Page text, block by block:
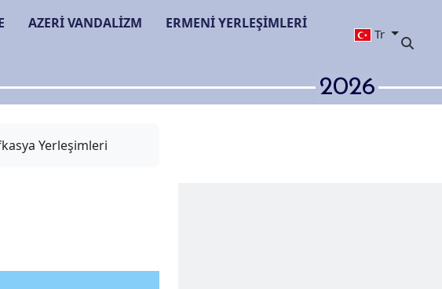
AZERİ VANDALİZM ERMENİ YERLEŞİMLERİ
Tr
2026
Yerleşimleri